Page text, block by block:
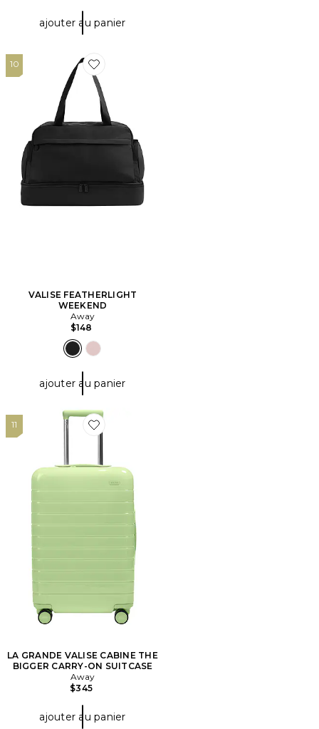
ajouter au panier
10
Favorite VALISE FEATHERLIGHT WEEKEND
VALISE FEATHERLIGHT
WEEKEND
Away
$148
ajouter au panier
11
Favorite LA GRANDE VALISE CABINE THE BIGGER
LA GRANDE VALISE CABINE THE
BIGGER CARRY-ON SUITCASE
Away
$345
ajouter au panier